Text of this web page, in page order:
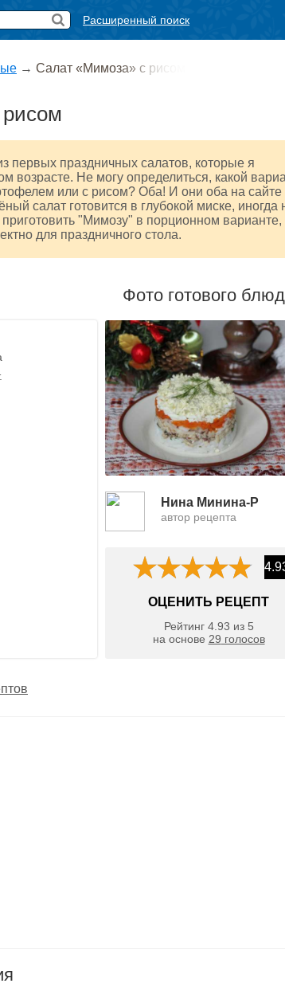
Расширенный поиск
→ Салат «Мимоза» с рисом
первых праздничных салатов, которые я
возрасте. Не могу определиться, какой
или с рисом? Оба! И они оба на сайте
салат готовится в глубокой миске, иногда
"Мимозу" в порционном варианте,
для праздничного стола.
Фото готового
Нина Минина-Р
автор рецепта
ОЦЕНИТЬ РЕЦЕПТ
Рейтинг 4.93 из 5
на основе 29 голосов